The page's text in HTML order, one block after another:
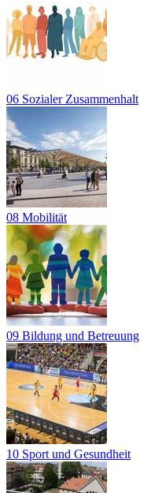
06 Sozialer Zusammenhalt
08 Mobilität
09 Bildung und Betreuung
10 Sport und Gesundheit